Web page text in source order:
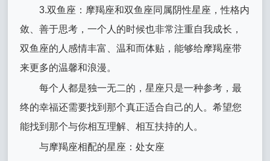
3.双鱼座：摩羯座和双鱼座同属阴性星座，性格内
敛、善于思考，一个人的时候也非常注重自我成长，
双鱼座的人感情丰富、温和而体贴，能够给摩羯座带
来更多的温馨和浪漫。
每个人都是独一无二的，星座只是一种参考，最
终的幸福还需要找到那个真正适合自己的人。希望您
能找到那个与你相互理解、相互扶持的人。
与摩羯座相配的星座：处女座